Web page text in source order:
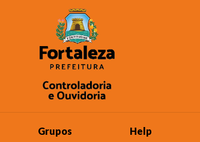
Grupos
Help